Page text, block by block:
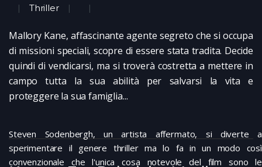
Thriller
Mallory Kane, affascinante agente segreto che si occupa
di missioni speciali, scopre di essere stata tradita. Decide
quindi di vendicarsi, ma si troverà costretta a mettere in
campo tutta la sua abilità per salvarsi la vita e
proteggere la sua famiglia...
Steven Sodenbergh, un artista affermato, si diverte a
sperimentare il genere thriller ma lo fa in un modo così
convenzionale che l'unica cosa notevole del film sono le